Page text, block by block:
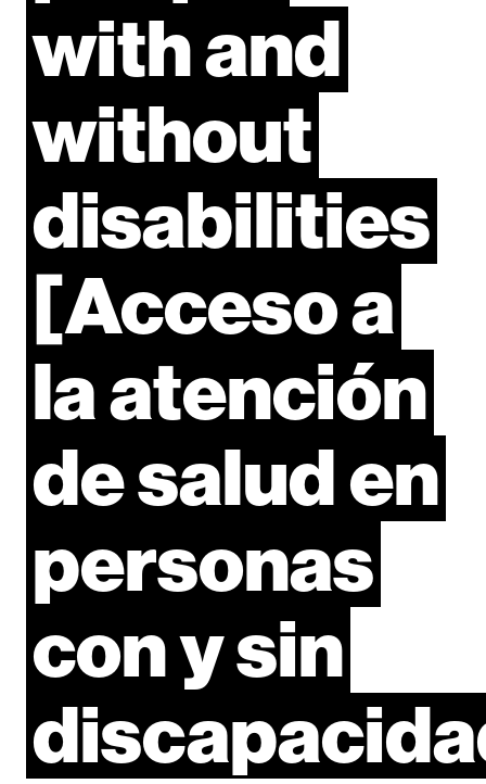
withand
without
disabilities
[Accesoa
laatención
desaluden
personas
conysin